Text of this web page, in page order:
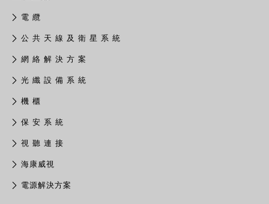
電 纜
公 共 天 線 及 衛 星 系 統
網 絡 解 決 方 案
光 纖 設 備 系 統
機 櫃
保 安 系 統
視 聽 連 接
​海康威視
電源解決方案